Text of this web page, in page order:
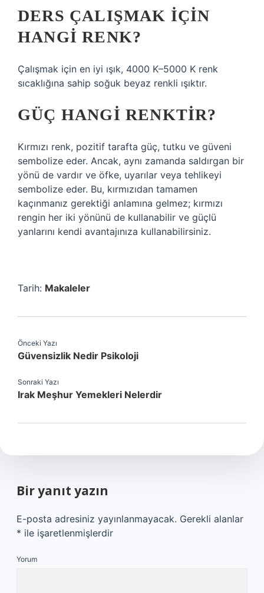
DERS ÇALIŞMAK IÇIN
HANGI RENK?
Çalışmak için en iyi ışık, 4000 K–5000 K renk
sıcaklığına sahip soğuk beyaz renkli ışıktır.
GÜÇ HANGI RENKTIR?
Kırmızı renk, pozitif tarafta güç, tutku ve güveni
sembolize eder. Ancak, aynı zamanda saldırgan bir
yönü de vardır ve öfke, uyarılar veya tehlikeyi
sembolize eder. Bu, kırmızıdan tamamen
kaçınmanız gerektiği anlamına gelmez; kırmızı
rengin her iki yönünü de kullanabilir ve güçlü
yanlarını kendi avantajınıza kullanabilirsiniz.
Tarih: Makaleler
Önceki Yazı
Güvensizlik Nedir Psikoloji
Sonraki Yazı
Irak Meşhur Yemekleri Nelerdir
Bir yanıt yazın
E-posta adresiniz yayınlanmayacak. Gerekli alanlar
* ile işaretlenmişlerdir
Yorum